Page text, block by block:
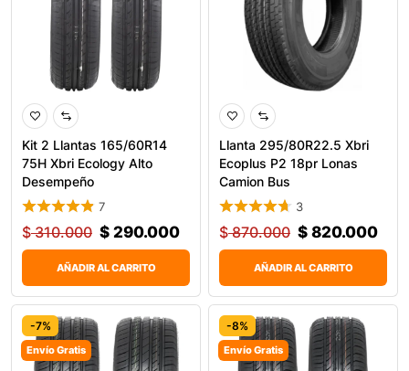
Kit 2 Llantas 165/60R14
75H Xbri Ecology Alto
Desempeño
7
$310.000 $ 290.000
AÑADIR AL CARRITO
Llanta 295/80R22.5 Xbri
Ecoplus P2 18pr Lonas
Camion Bus
3
$870.000 $ 820.000
AÑADIR AL CARRITO
-7%
Envío Gratis
-8%
Envío Gratis